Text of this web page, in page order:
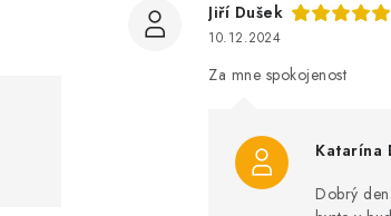
Jiří Dušek
10.12.2024
Za mne spokojenost
Katarína
Dobrý